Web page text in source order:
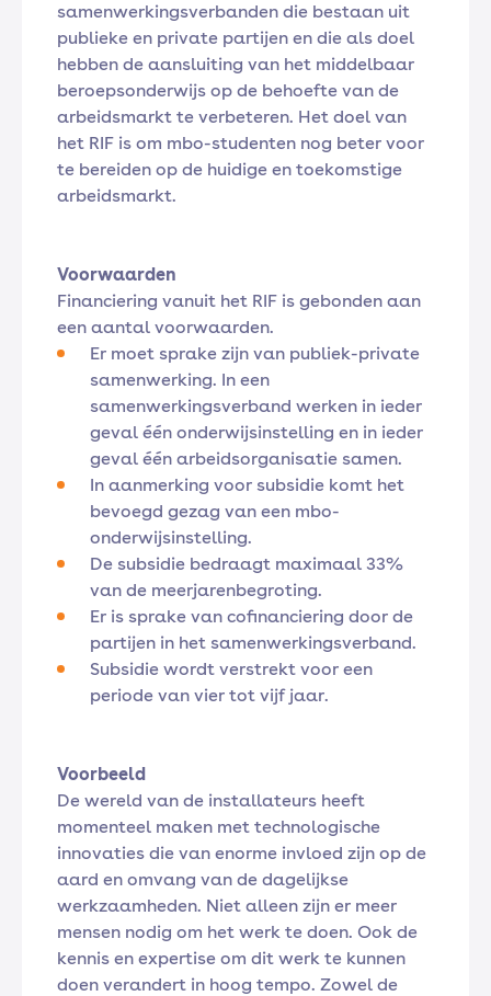
samenwerkingsverbanden die bestaan uit
publieke en private partijen en die als doel
hebben de aansluiting van het middelbaar
beroepsonderwijs op de behoefte van de
arbeidsmarkt te verbeteren. Het doel van
het RIF is om mbo-studenten nog beter voor
te bereiden op de huidige en toekomstige
arbeidsmarkt.
Voorwaarden
Financiering vanuit het RIF is gebonden aan
een aantal voorwaarden.
Er moet sprake zijn van publiek-private
samenwerking. In een
samenwerkingsverband werken in ieder
geval één onderwijsinstelling en in ieder
geval één arbeidsorganisatie samen.
In aanmerking voor subsidie komt het
bevoegd gezag van een mbo-
onderwijsinstelling.
De subsidie bedraagt maximaal 33%
van de meerjarenbegroting.
Er is sprake van cofinanciering door de
partijen in het samenwerkingsverband.
Subsidie wordt verstrekt voor een
periode van vier tot vijf jaar.
Voorbeeld
De wereld van de installateurs heeft
momenteel maken met technologische
innovaties die van enorme invloed zijn op de
aard en omvang van de dagelijkse
werkzaamheden. Niet alleen zijn er meer
mensen nodig om het werk te doen. Ook de
kennis en expertise om dit werk te kunnen
doen verandert in hoog tempo. Zowel de